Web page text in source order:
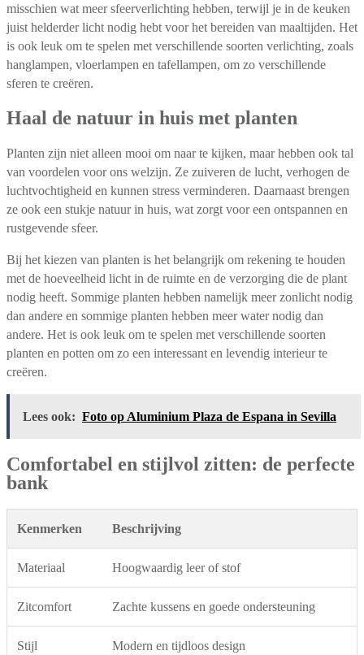
misschien wat meer sfeerverlichting hebben, terwijl je in de keuken
juist helderder licht nodig hebt voor het bereiden van maaltijden. Het
is ook leuk om te spelen met verschillende soorten verlichting, zoals
hanglampen, vloerlampen en tafellampen, om zo verschillende
sferen te creëren.
Haal de natuur in huis met planten
Planten zijn niet alleen mooi om naar te kijken, maar hebben ook tal
van voordelen voor ons welzijn. Ze zuiveren de lucht, verhogen de
luchtvochtigheid en kunnen stress verminderen. Daarnaast brengen
ze ook een stukje natuur in huis, wat zorgt voor een ontspannen en
rustgevende sfeer.
Bij het kiezen van planten is het belangrijk om rekening te houden
met de hoeveelheid licht in de ruimte en de verzorging die de plant
nodig heeft. Sommige planten hebben namelijk meer zonlicht nodig
dan andere en sommige planten hebben meer water nodig dan
andere. Het is ook leuk om te spelen met verschillende soorten
planten en potten om zo een interessant en levendig interieur te
creëren.
Lees ook: Foto op Aluminium Plaza de Espana in ‪Sevilla‬
Comfortabel en stijlvol zitten: de perfecte
bank
Kenmerken Beschrijving
Materiaal Hoogwaardig leer of stof
Zitcomfort Zachte kussens en goede ondersteuning
Stijl Modern en tijdloos design